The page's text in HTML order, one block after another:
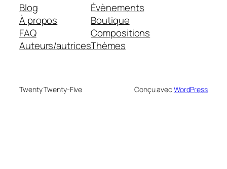
Blog
À propos
FAQ
Auteurs/autrices
Évènements
Boutique
Compositions
Thèmes
Twenty Twenty-Five Conçu avec WordPress